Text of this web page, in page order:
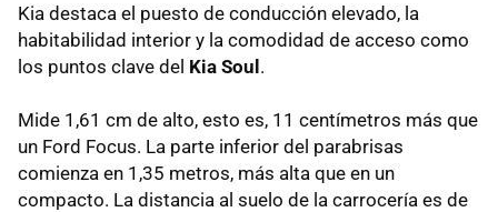
Kia destaca el puesto de conducción elevado, la
habitabilidad interior y la comodidad de acceso como
los puntos clave del Kia Soul.
Mide 1,61 cm de alto, esto es, 11 centímetros más que
un Ford Focus. La parte inferior del parabrisas
comienza en 1,35 metros, más alta que en un
compacto. La distancia al suelo de la carrocería es de